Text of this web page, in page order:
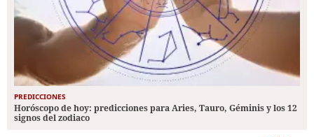
PREDICCIONES
Horóscopo de hoy: predicciones para Aries, Tauro, Géminis y los 12
signos del zodiaco